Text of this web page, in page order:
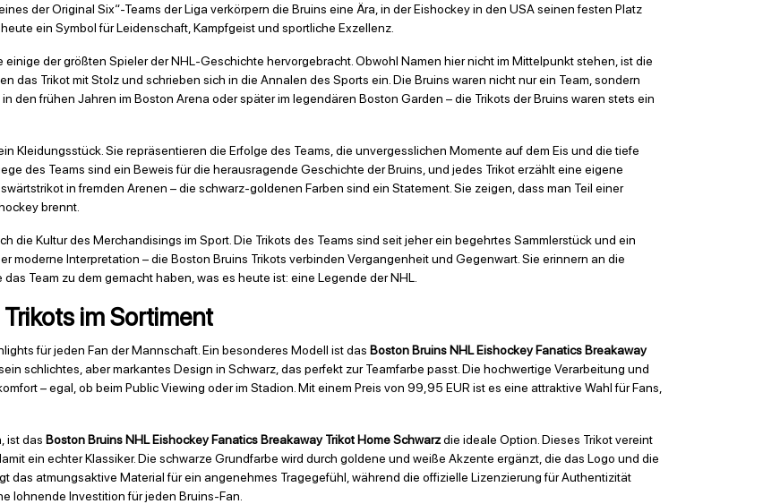
der Original Six“-Teams der Liga verkörpern die Bruins eine Ära, in der Eishockey in den USA seinen festen Platz
ein Symbol für Leidenschaft, Kampfgeist und sportliche Exzellenz.
der größten Spieler der NHL-Geschichte hervorgebracht. Obwohl Namen hier nicht im Mittelpunkt stehen, ist die
das Trikot mit Stolz und schrieben sich in die Annalen des Sports ein. Die Bruins waren nicht nur ein Team, sondern
den frühen Jahren im Boston Arena oder später im legendären Boston Garden – die Trikots der Bruins waren stets ein
Kleidungsstück. Sie repräsentieren die Erfolge des Teams, die unvergesslichen Momente auf dem Eis und die tiefe
des Teams sind ein Beweis für die herausragende Geschichte der Bruins, und jedes Trikot erzählt eine eigene
in fremden Arenen – die schwarz-goldenen Farben sind ein Statement. Sie zeigen, dass man Teil einer
brennt.
die Kultur des Merchandisings im Sport. Die Trikots des Teams sind seit jeher ein begehrtes Sammlerstück und ein
moderne Interpretation – die Boston Bruins Trikots verbinden Vergangenheit und Gegenwart. Sie erinnern an die
Team zu dem gemacht haben, was es heute ist: eine Legende der NHL.
im Sortiment
für jeden Fan der Mannschaft. Ein besonderes Modell ist das Boston Bruins NHL Eishockey Fanatics Breakaway
schlichtes, aber markantes Design in Schwarz, das perfekt zur Teamfarbe passt. Die hochwertige Verarbeitung und
– egal, ob beim Public Viewing oder im Stadion. Mit einem Preis von 99,95 EUR ist es eine attraktive Wahl für Fans,
ist das Boston Bruins NHL Eishockey Fanatics Breakaway Trikot Home Schwarzdie ideale Option. Dieses Trikot vereint
ein echter Klassiker. Die schwarze Grundfarbe wird durch goldene und weiße Akzente ergänzt, die das Logo und die
das atmungsaktive Material für ein angenehmes Tragegefühl, während die offizielle Lizenzierung für Authentizität
lohnende Investition für jeden Bruins-Fan.